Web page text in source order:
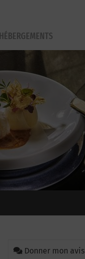
Donner mon avis